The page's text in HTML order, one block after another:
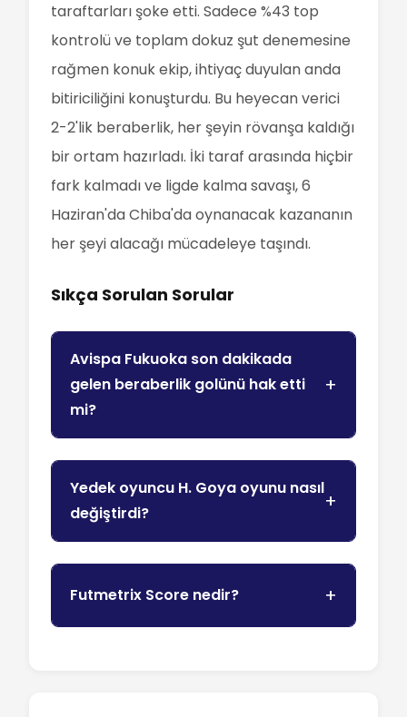
taraftarları şoke etti. Sadece %43 top
kontrolü ve toplam dokuz şut denemesine
rağmen konuk ekip, ihtiyaç duyulan anda
bitiriciliğini konuşturdu. Bu heyecan verici
2-2'lik beraberlik, her şeyin rövanşa kaldığı
bir ortam hazırladı. İki taraf arasında hiçbir
fark kalmadı ve ligde kalma savaşı, 6
Haziran'da Chiba'da oynanacak kazananın
her şeyi alacağı mücadeleye taşındı.
Sıkça Sorulan Sorular
Avispa Fukuoka son dakikada
gelen beraberlik golünü hak etti
mi?
Yedek oyuncu H. Goya oyunu nasıl
değiştirdi?
Futmetrix Score nedir?